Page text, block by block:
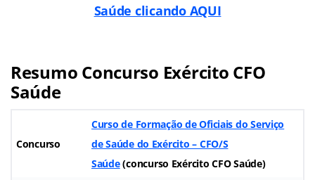
Saúde clicando AQUI
Resumo Concurso Exército CFO
Saúde
Concurso
Curso de Formação de Oficiais do Serviço
de Saúde do Exército – CFO/S
Saúde(concurso Exército CFO Saúde)